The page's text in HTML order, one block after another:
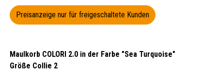
Preisanzeige nur für freigeschaltete Kunden
Maulkorb COLORI 2.0 in der Farbe "Sea Turquoise"
Größe Collie 2